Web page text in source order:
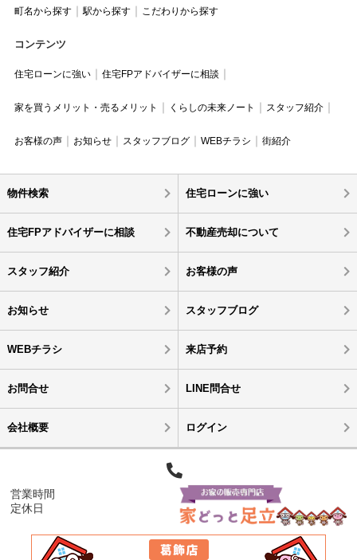
町名から探す 駅から探す こだわりから探す
コンテンツ
住宅ローンに強い 住宅FPアドバイザーに相談
家を買うメリット・売るメリット くらしの未来ノート スタッフ紹介
お客様の声 お知らせ スタッフブログ WEBチラシ 街紹介
物件検索 住宅ローンに強い
住宅FPアドバイザーに相談 不動産売却について
スタッフ紹介 お客様の声
お知らせ スタッフブログ
WEBチラシ 来店予約
お問合せ LINE問合せ
会社概要 ログイン
営業時間
定休日